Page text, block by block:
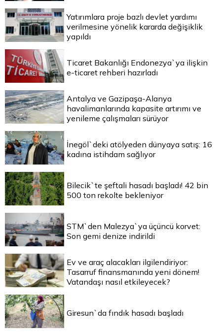
Yatırımlara proje bazlı devlet yardımı
verilmesine yönelik kararda değişiklik
yapıldı
Ticaret Bakanlığı Endonezya`ya ilişkin
e-ticaret rehberi hazırladı
Antalya ve Gazipaşa-Alanya
havalimanlarında kapasite artırımı ve
yenileme çalışmaları sürüyor
İnegöl`deki atölyeden dünyaya satış: 16
kadına istihdam sağlıyor
Bilecik`te şeftali hasadı başladı! 42 bin
500 ton rekolte bekleniyor
STM`den Malezya`ya üçüncü korvet:
Son gemi denize indirildi
Ev ve araç alacakları ilgilendiriyor:
Tasarruf finansmanında yeni dönem!
Vatandaşı nasıl etkileyecek?
Giresun`da fındık hasadı başladı